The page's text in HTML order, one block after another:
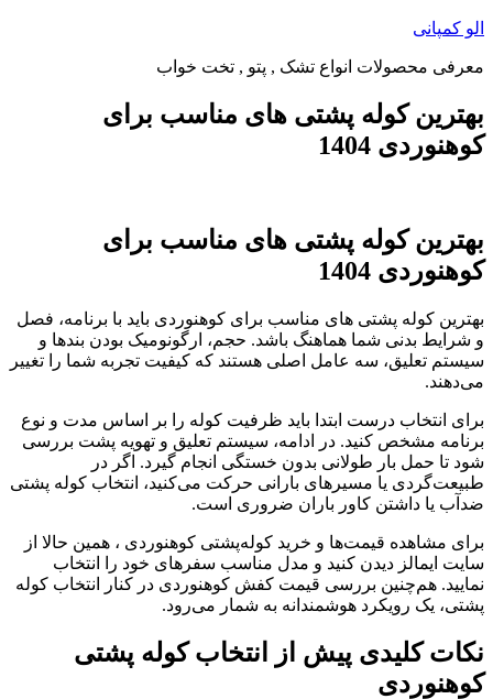
پرش
محتوا
الو کمپانی
معرفی محصولات انواع تشک , پتو , تخت خواب
بهترین کوله پشتی های مناسب برای
کوهنوردی 1404
بهترین کوله پشتی های مناسب برای
کوهنوردی 1404
بهترین کوله پشتی های مناسب برای کوهنوردی باید با برنامه، فصل
و شرایط بدنی شما هماهنگ باشد. حجم، ارگونومیک بودن بندها و
سیستم تعلیق، سه عامل اصلی هستند که کیفیت تجربه شما را تغییر
می‌دهند.
برای انتخاب درست ابتدا باید ظرفیت کوله را بر اساس مدت و نوع
برنامه مشخص کنید. در ادامه، سیستم تعلیق و تهویه پشت بررسی
شود تا حمل بار طولانی بدون خستگی انجام گیرد. اگر در
طبیعت‌گردی یا مسیرهای بارانی حرکت می‌کنید، انتخاب کوله پشتی
ضدآب یا داشتن کاور باران ضروری است.
برای مشاهده قیمت‌ها و خرید کوله‌پشتی‌ کوهنوردی ، همین حالا از
سایت ایمالز دیدن کنید و مدل مناسب سفرهای خود را انتخاب
نمایید. هم‌چنین بررسی قیمت کفش کوهنوردی در کنار انتخاب کوله
پشتی، یک رویکرد هوشمندانه به شمار می‌رود.
نکات کلیدی پیش از انتخاب کوله پشتی
کوهنوردی